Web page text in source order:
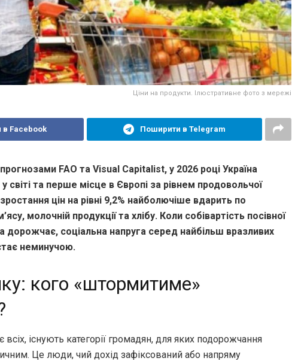
Ціни на продукти. Ілюстративне фото з мережі
Facebook Поширити в Telegram
FAO та Visual Capitalist, у 2026 році Україна
світі та перше місце в Європі за рівнем продовольчої
зростання цін на рівні 9,2% найболючіше вдарить по
молочній продукції та хлібу. Коли собівартість посівної
дорожчає, соціальна напруга серед найбільш вразливих
неминучою.
кого «штормитиме»
всіх, існують категорії громадян, для яких подорожчання
Це люди, чий дохід зафіксований або напряму